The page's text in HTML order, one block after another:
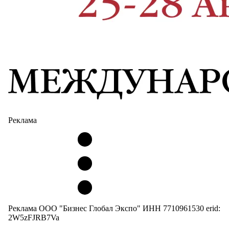
Реклама
Реклама ООО "Бизнес Глобал Экспо" ИНН 7710961530 erid:
2W5zFJRB7Va